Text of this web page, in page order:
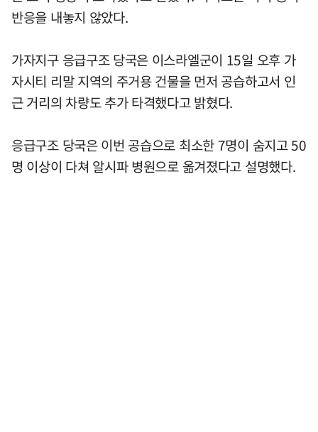
반응을 내놓지 않았다.
가자지구 응급구조 당국은 이스라엘군이 15일 오후 가
자시티 리말 지역의 주거용 건물을 먼저 공습하고서 인
근 거리의 차량도 추가 타격했다고 밝혔다.
응급구조 당국은 이번 공습으로 최소한 7명이 숨지고 50
명 이상이 다쳐 알시파 병원으로 옮겨졌다고 설명했다.